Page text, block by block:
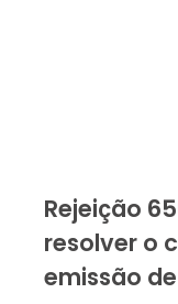
Rejeição
resolver o
emissão